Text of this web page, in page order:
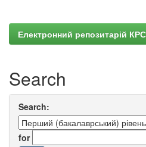
Електронний репозитарій
Search
Search:
for